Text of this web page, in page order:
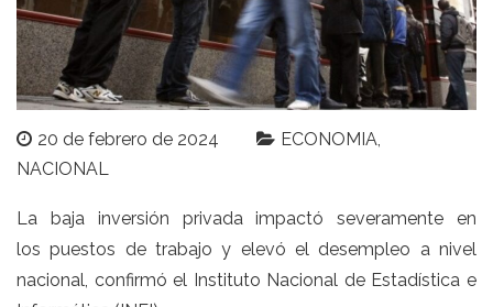
20 de febrero de 2024
ECONOMIA
NACIONAL
La baja inversión privada impactó severamente en
lospuestos de trabajo y elevó el desempleo a nivel
nacional, confirmó el Instituto Nacional de Estadística e